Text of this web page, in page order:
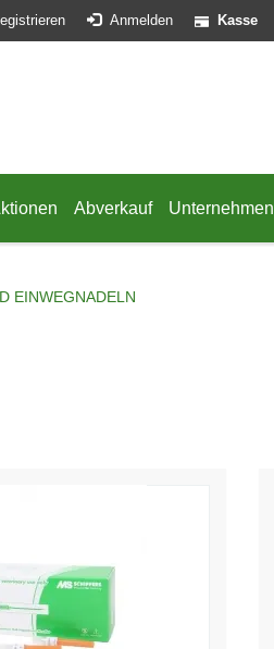
Anmelden Kasse
von Haus und Hof öffnen
Abverkauf Unternehmen
EINWEGNADELN